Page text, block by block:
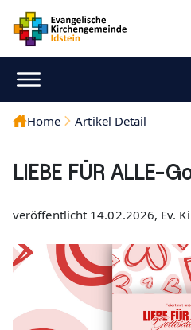
Home Artikel Detail
LIEBE FÜR ALLE-
veröffentlicht 14.02.2026, Ev.